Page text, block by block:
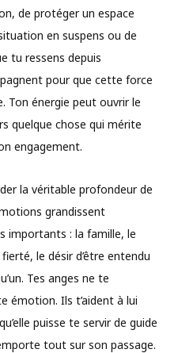
de protéger un espace
en suspens ou de
tu ressens depuis
pour que cette force
Ton énergie peut ouvrir le
quelque chose qui mérite
engagement.
la véritable profondeur de
grandissent
importants : la famille, le
le désir d’être entendu
Tes anges ne te
émotion. Ils t’aident à lui
puisse te servir de guide
tout sur son passage.